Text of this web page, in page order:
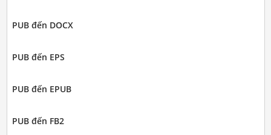
PUB đến DOCX
PUB đến EPS
PUB đến EPUB
PUB đến FB2